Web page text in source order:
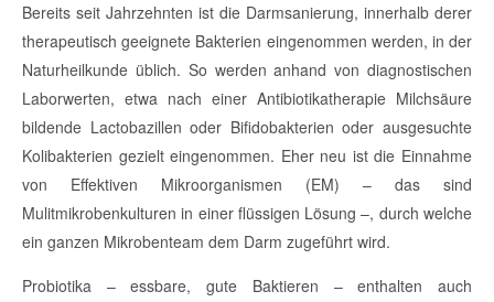
Bereits seit Jahrzehnten ist die Darmsanierung, innerhalb derer
therapeutisch geeignete Bakterien eingenommen werden, in der
Naturheilkunde üblich. So werden anhand von diagnostischen
Laborwerten, etwa nach einer Antibiotikatherapie Milchsäure
bildende Lactobazillen oder Bifidobakterien oder ausgesuchte
Kolibakterien gezielt eingenommen. Eher neu ist die Einnahme
von Effektiven Mikroorganismen (EM) – das sind
Mulitmikrobenkulturen in einer flüssigen Lösung –, durch welche
ein ganzen Mikrobenteam dem Darm zugeführt wird.
Probiotika – essbare, gute Baktieren – enthalten auch